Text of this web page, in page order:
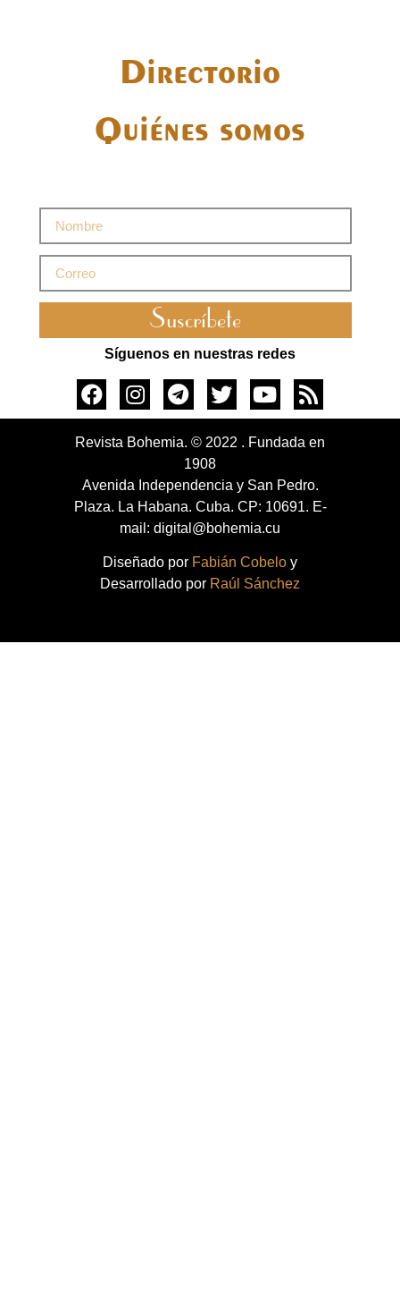
Directorio
Quiénes somos
Suscríbete
Síguenos en nuestras redes
Revista Bohemia. © 2022 . Fundada en
1908
Avenida Independencia y San Pedro.
Plaza. La Habana. Cuba. CP: 10691. E-
mail: digital@bohemia.cu
Diseñado por Fabián Cobelo y
Desarrollado por Raúl Sánchez